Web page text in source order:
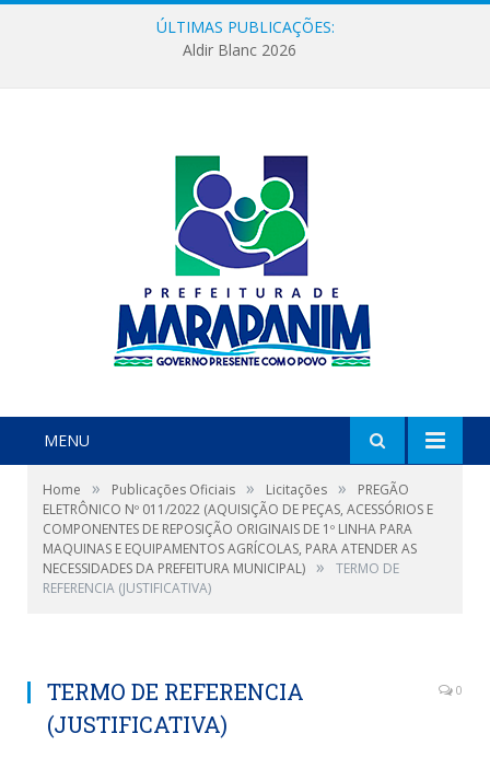
ÚLTIMAS PUBLICAÇÕES:
Aldir Blanc 2026
MENU
Home » Publicações Oficiais » Licitações »
PREGÃO
ELETRÔNICO Nº 011/2022 (AQUISIÇÃO DE PEÇAS, ACESSÓRIOS E
COMPONENTES DE REPOSIÇÃO ORIGINAIS DE 1º LINHA PARA
MAQUINAS E EQUIPAMENTOS AGRÍCOLAS, PARA ATENDER AS
NECESSIDADES DA PREFEITURA MUNICIPAL) »
TERMO DE
REFERENCIA (JUSTIFICATIVA)
TERMO DE REFERENCIA
(JUSTIFICATIVA)
0